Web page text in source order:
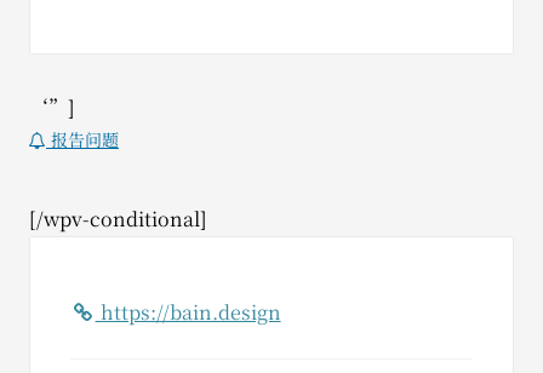
‘”]
报告问题
[/wpv-conditional]
https://bain.design